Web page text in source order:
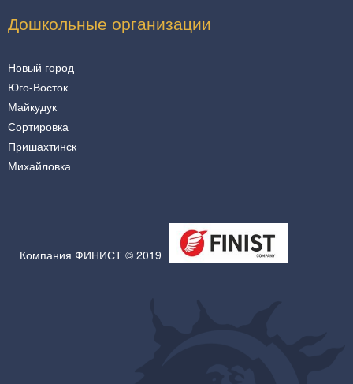
Дошкольные организации
Новый город
Юго-Восток
Майкудук
Сортировка
Пришахтинск
Михайловка
Компания ФИНИСТ © 2019